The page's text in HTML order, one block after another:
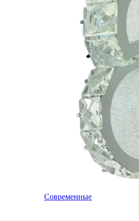
Современные